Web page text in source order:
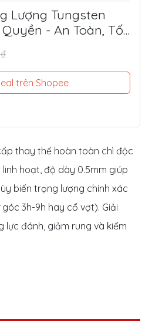
Lượng Tungsten
- An Toàn, Tối
Ngọt
trên Shopee
thay thế hoàn toàn chì độc
hoạt, độ dày 0.5mm giúp
biến trọng lượng chính xác
3h-9h hay cổ vợt). Giải
lực đánh, giảm rung và kiểm